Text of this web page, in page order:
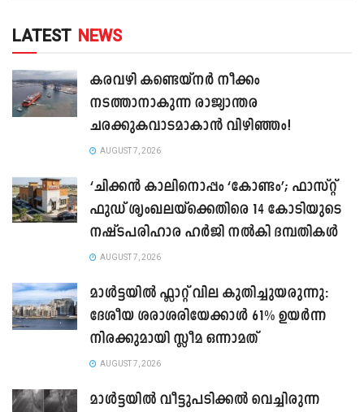
LATEST NEWS
കരവഴി കണ്ടെയ്നർ നീക്കം
നടത്താനാകുന്ന രാജ്യാന്തര
ചരക്കുകവാടമാകാൻ വിഴിഞ്ഞം!
AUGUST 7, 2026
‘ചിക്കൻ കാലിനൊപ്പം ‘കോണ്ടം’; ഫാസ്റ്റ്
ഫുഡ് ശൃംഖലയ്ക്കെതിരെ 14 കോടിയുടെ
നഷ്ടപരിഹാര ഹർജി നൽകി ദമ്പതികൾ
AUGUST 7, 2026
മാൾട്ടയിൽ ഫ്ലാറ്റ് വില കുതിച്ചുയരുന്നു:
ദേശീയ ശരാശരിയേക്കാൾ 61% ഉയർന്ന
നിരക്കുമായി സ്ലീമ ഒന്നാമത്
AUGUST 7, 2026
മാൾട്ടയിൽ വീട്ടുപടിക്കൽ വെച്ചിരുന്ന